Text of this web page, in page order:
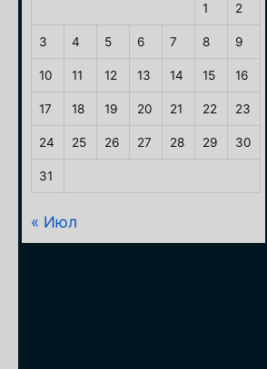
1 2
3 4 5 6 7 8 9
10 11 12 13 14 15 16
17 18 19 20 21 22 23
24 25 26 27 28 29 30
31
« Июл